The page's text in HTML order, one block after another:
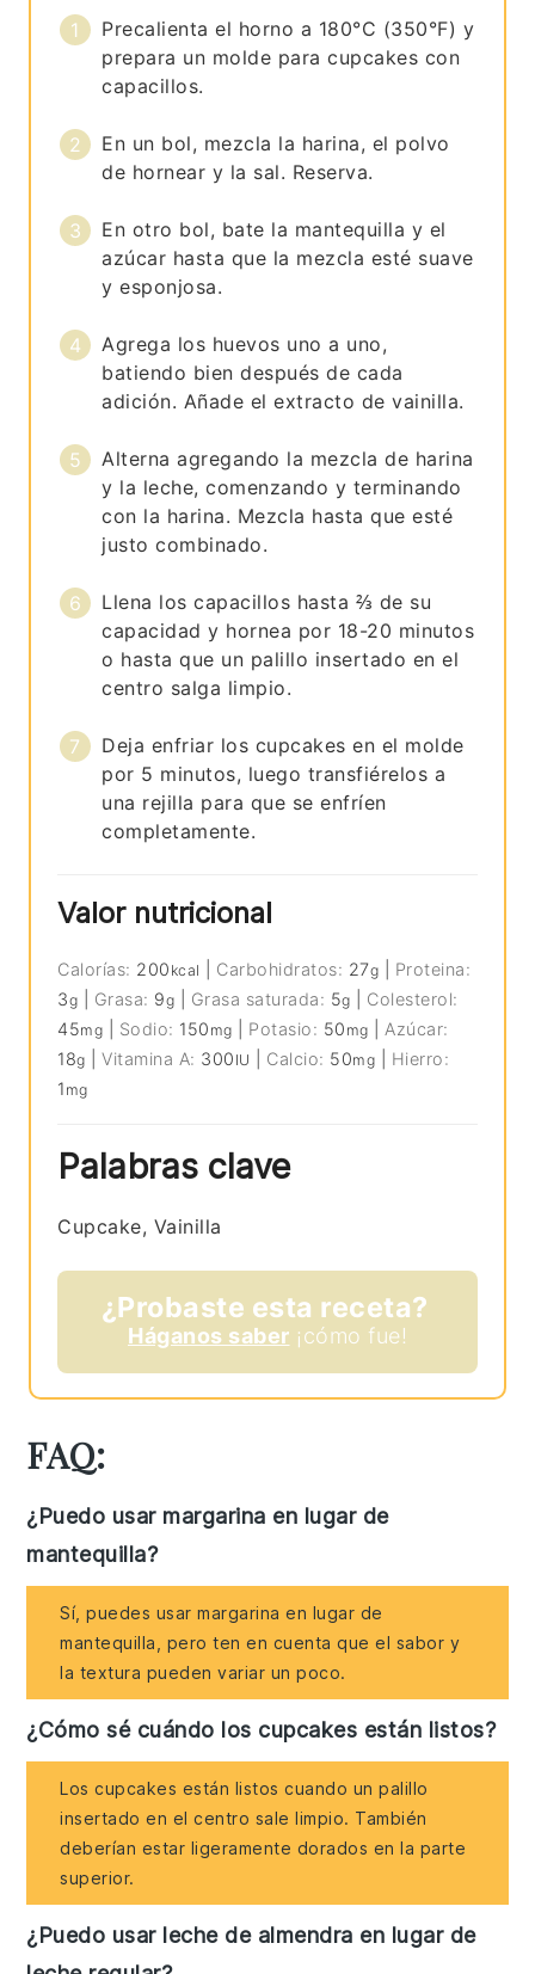
Precalienta el horno a 180°C (350°F) y
prepara un molde para cupcakes con
capacillos.
En un bol, mezcla la harina, el polvo
de hornear y la sal. Reserva.
En otro bol, bate la mantequilla y el
azúcar hasta que la mezcla esté suave
y esponjosa.
Agrega los huevos uno a uno,
batiendo bien después de cada
adición. Añade el extracto de vainilla.
Alterna agregando la mezcla de harina
y la leche, comenzando y terminando
con la harina. Mezcla hasta que esté
justo combinado.
Llena los capacillos hasta ⅔ de su
capacidad y hornea por 18-20 minutos
o hasta que un palillo insertado en el
centro salga limpio.
Deja enfriar los cupcakes en el molde
por 5 minutos, luego transfiérelos a
una rejilla para que se enfríen
completamente.
Valor nutricional
Calorías: 200 kcal Carbohidratos: 27g
Proteina:
3g Grasa: 9g Grasa saturada: 5g
Colesterol:
45mg Sodio: 150 mg Potasio: 50 mg
Azúcar:
18g |Vitamina A: 300 IU Calcio: 50mg
Hierro:
1 mg
Palabras clave
Cupcake, Vainilla
¿Probaste esta receta?
Háganos saber ¡cómo fue!
FAQ:
¿Puedo usar margarina en lugar de
mantequilla?
Sí, puedes usar margarina en lugar de
mantequilla, pero ten en cuenta que el sabor y
la textura pueden variar un poco.
¿Cómo sé cuándo los cupcakes están listos?
Los cupcakes están listos cuando un palillo
insertado en el centro sale limpio. También
deberían estar ligeramente dorados en la parte
superior.
¿Puedo usar leche de almendra en lugar de